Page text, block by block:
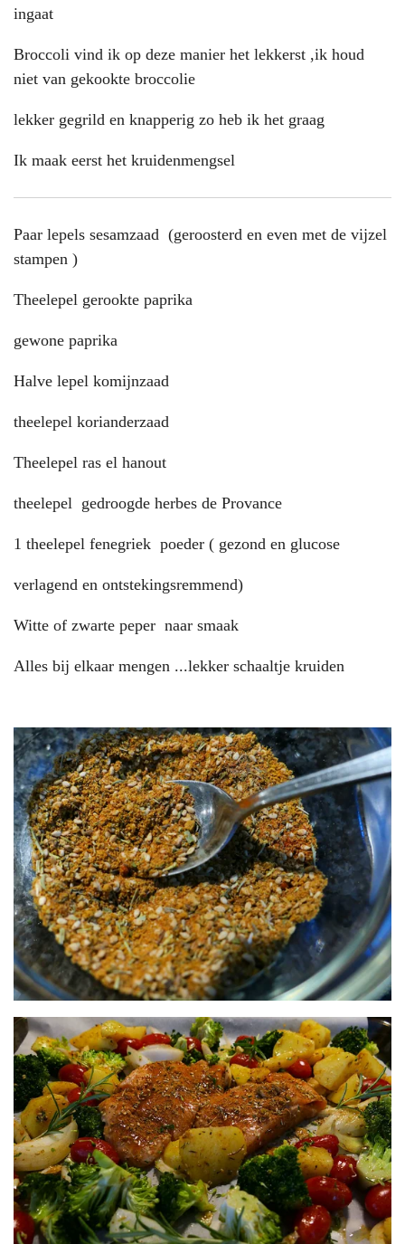
ingaat
Broccoli vind ik op deze manier het lekkerst ,ik houd
niet van gekookte broccolie
lekker gegrild en knapperig zo heb ik het graag
Ik maak eerst het kruidenmengsel
Paar lepels sesamzaad (geroosterd en even met de vijzel
stampen )
Theelepel gerookte paprika
gewone paprika
Halve lepel komijnzaad
theelepel korianderzaad
Theelepel ras el hanout
theelepel gedroogde herbes de Provance
1 theelepel fenegriek poeder ( gezond en glucose
verlagend en ontstekingsremmend)
Witte of zwarte peper naar smaak
Alles bij elkaar mengen ...lekker schaaltje kruiden